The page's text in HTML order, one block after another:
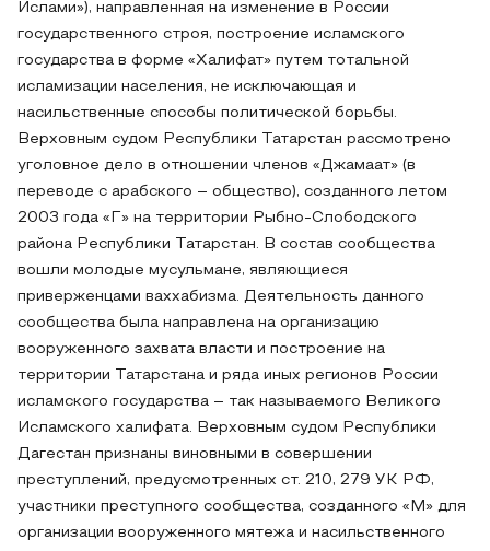
Ислами»), направленная на изменение в России
государственного строя, построение исламского
государства в форме «Халифат» путем тотальной
исламизации населения, не исключающая и
насильственные способы политической борьбы.
Верховным судом Республики Татарстан рассмотрено
уголовное дело в отношении членов «Джамаат» (в
переводе с арабского – общество), созданного летом
2003 года «Г» на территории Рыбно-Слободского
района Республики Татарстан. В состав сообщества
вошли молодые мусульмане, являющиеся
приверженцами ваххабизма. Деятельность данного
сообщества была направлена на организацию
вооруженного захвата власти и построение на
территории Татарстана и ряда иных регионов России
исламского государства – так называемого Великого
Исламского халифата. Верховным судом Республики
Дагестан признаны виновными в совершении
преступлений, предусмотренных ст. 210, 279 УК РФ,
участники преступного сообщества, созданного «М» для
организации вооруженного мятежа и насильственного